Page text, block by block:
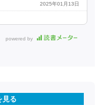
2025年01月13日
powered by
見る